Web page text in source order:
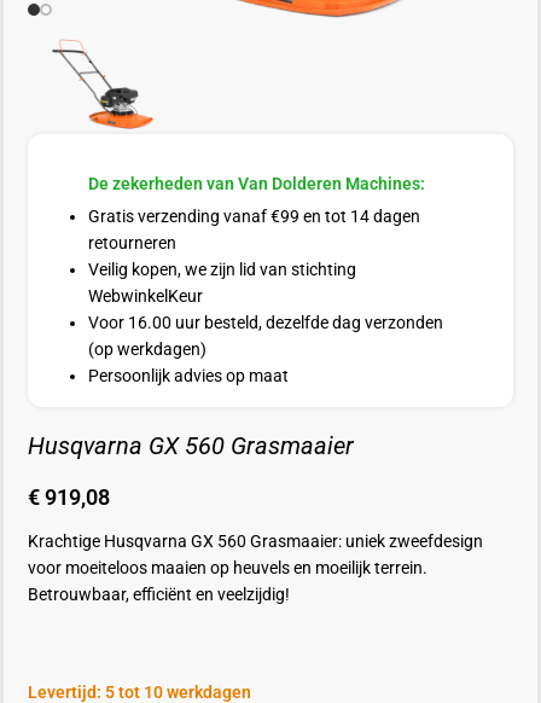
De zekerheden van Van Dolderen Machines:
Gratis verzending vanaf €99 en tot 14 dagen
retourneren
Veilig kopen, we zijn lid van stichting
WebwinkelKeur
Voor 16.00 uur besteld, dezelfde dag verzonden
(op werkdagen)
Persoonlijk advies op maat
Husqvarna GX 560 Grasmaaier
€919,08
Krachtige Husqvarna GX 560 Grasmaaier: uniek zweefdesign
voor moeiteloos maaien op heuvels en moeilijk terrein.
Betrouwbaar, efficiënt en veelzijdig!
Levertijd: 5 tot 10 werkdagen